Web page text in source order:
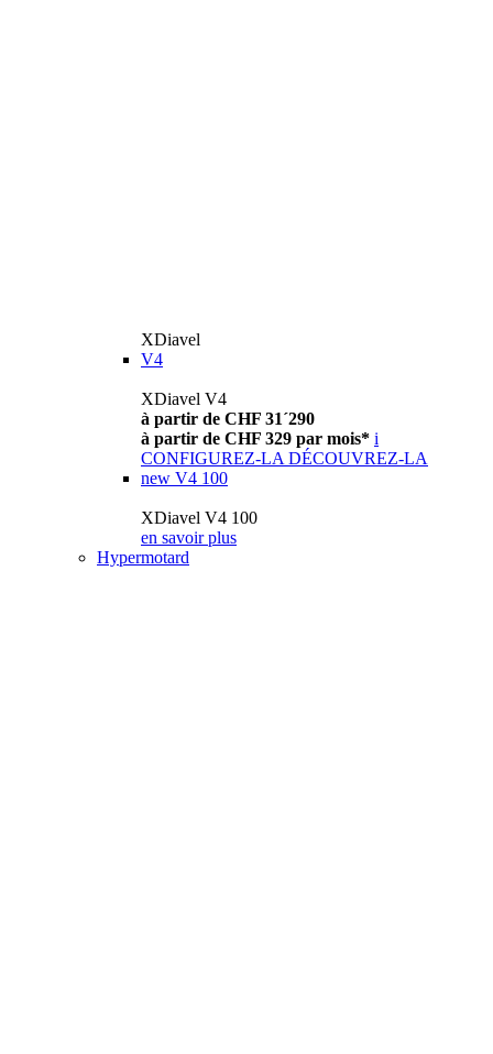
XDiavel
V4
XDiavel V4
à partir de CHF 31´290
à partir de CHF 329 par mois* i
CONFIGUREZ-LA DÉCOUVREZ-LA
new V4 100
XDiavel V4 100
en savoir plus
Hypermotard